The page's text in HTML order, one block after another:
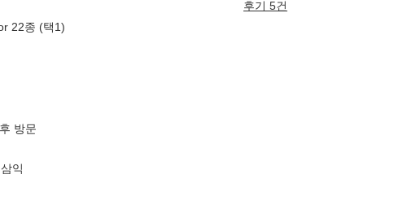
후기 5건
22종 (택1)
방문
익